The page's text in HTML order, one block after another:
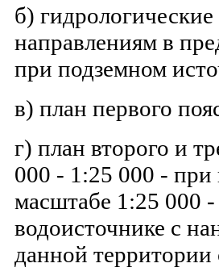
б)
направлениям в
при подземном
в) план первого
г) план второго и
000 - 1:25 000 - при
масштабе 1:25 000
водоисточнике с
данной территории